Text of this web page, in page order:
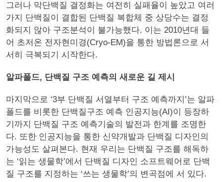
그러나 막단백질 결정화는 여전히 실패율이 높았고 여러
가지 단백질이 결합된 단백질 복합체 중 상당수는 결정
화되지 않아 구조분석이 불가능했다. 이는 2010년대 들
어 초저온 전자현미경(Cryo-EM)을 통한 방법론으로 서
서히 극복되기 시작한다.
알파폴드, 단백질 구조 예측의 새로운 길 제시
마지막으로 ‘3부 단백질 서열부터 구조 예측까지’는 알파
폴드를 비롯한 단백질구조 예측 인공지능(AI)이 등장하
기까지 단백질 구조 예측기술의 발전과 한계를 조명한
다. 또한 인공지능을 통한 신약개발과 단백질 디자인의
가능성도 살펴본다. 현재 우리는 단백질 구조를 해독하
는 ‘읽는 생물학’에서 단백질 디자인 소프트웨어로 단백
질 구조를 지정하는 ‘쓰는 생물학’의 변곡점에 서 있다.